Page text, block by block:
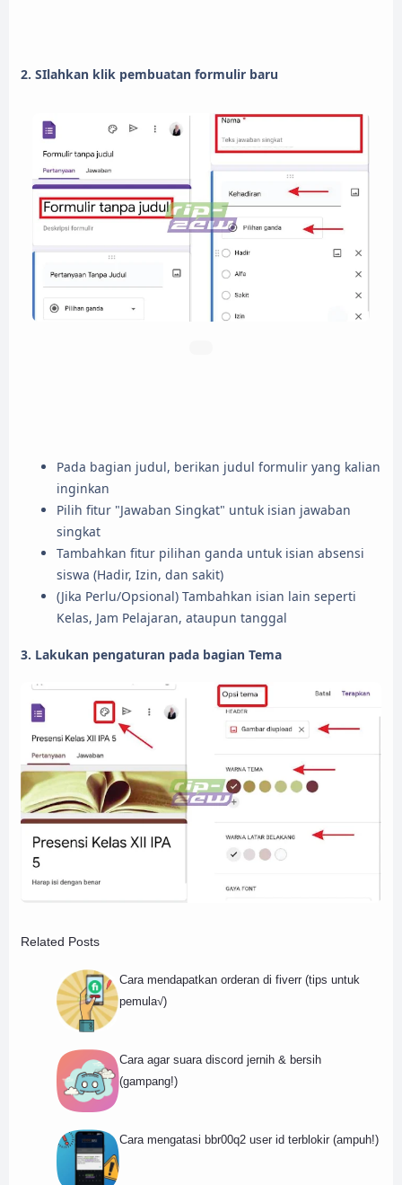
2. SIlahkan klik pembuatan formulir baru
Pada bagian judul, berikan judul formulir yang kalian
inginkan
Pilih fitur "Jawaban Singkat" untuk isian jawaban
singkat
Tambahkan fitur pilihan ganda untuk isian absensi
siswa (Hadir, Izin, dan sakit)
(Jika Perlu/Opsional) Tambahkan isian lain seperti
Kelas, Jam Pelajaran, ataupun tanggal
3. Lakukan pengaturan pada bagian Tema
Related Posts
Cara mendapatkan orderan di fiverr (tips untuk
pemula√)
Cara agar suara discord jernih & bersih
(gampang!)
Cara mengatasi bbr00q2 user id terblokir (ampuh!)